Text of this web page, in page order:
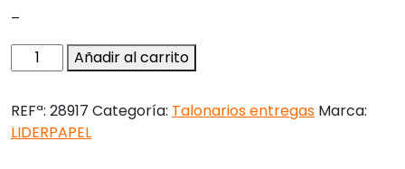
–
Talonario
liderpapel
cuarto
apaisado
Añadir al carrito
REFª: 28917 Categoría: Talonarios entregas Marca:
LIDERPAPEL